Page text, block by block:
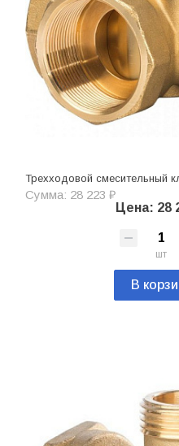
Трехходовой смесительный
Сумма: 28 223 ₽
Цена: 28
шт
В